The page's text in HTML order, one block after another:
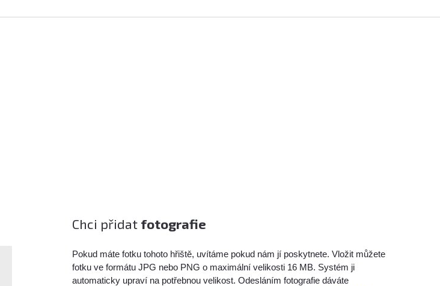
Chci přidat fotografie
Pokud máte fotku tohoto hřiště, uvítáme pokud nám jí poskytnete. Vložit můžete
fotku ve formátu JPG nebo PNG o maximální velikosti 16 MB. Systém ji
automaticky upraví na potřebnou velikost. Odesláním fotografie dáváte